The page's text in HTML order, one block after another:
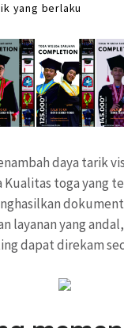
yang berlaku
daya tarik
toga yang
layanan yang
dapat direkam